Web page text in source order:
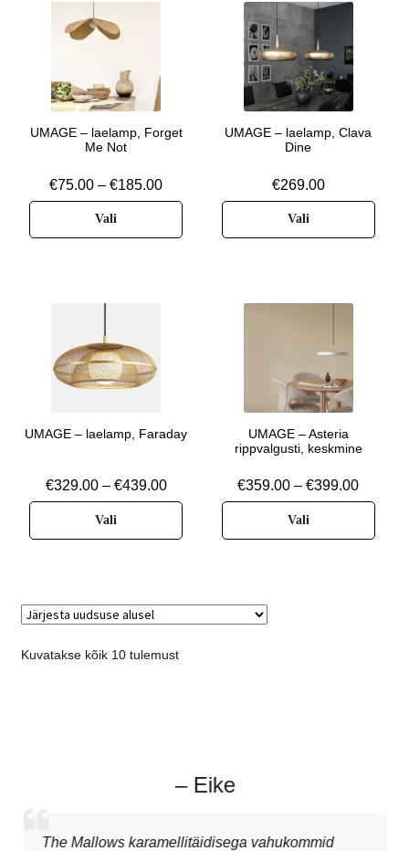
UMAGE – laelamp, Forget
Me Not
€75.00 – €185.00
Vali
UMAGE – laelamp, Clava
Dine
€269.00
Vali
UMAGE – laelamp, Faraday
€329.00 – €439.00
Vali
UMAGE – Asteria
rippvalgusti, keskmine
€359.00 – €399.00
Vali
Kuvatakse kõik 10 tulemust
– Eike
The Mallows karamellitäidisega vahukommid